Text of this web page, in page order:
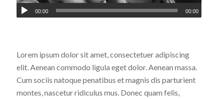
00:00 00:00
Lorem ipsum dolor sit amet, consectetuer adipiscing
elit. Aenean commodo ligula eget dolor. Aenean massa.
Cum sociis natoque penatibus et magnis dis parturient
montes, nascetur ridiculus mus. Donec quam felis,